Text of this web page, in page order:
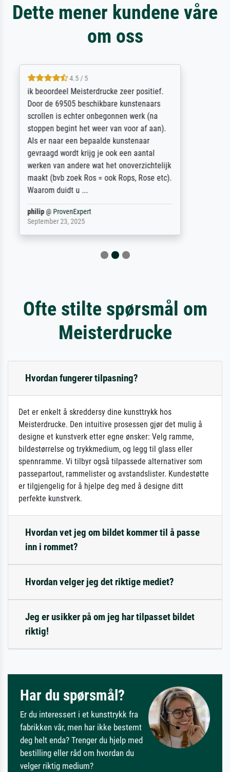
Dette mener kundene våre
om oss
5 / 5
Die Zufriedenheit ist auch nicht dadurch
getrübt, dass das Bild entgegen einer
angegebenen Lieferanschrift (sollte eine
Überraschung für die normannische
Ehefrau sein zum Hochzeits- gleichzeitig
auch Geburtstag sein) doch nach zu Hause
zugestellt wurde.
Jürgen@ProvenExpert
April 22, 2026
Ofte stilte spørsmål om
Meisterdrucke
Hvordan fungerer tilpasning?
Det er enkelt å skreddersy dine kunsttrykk hos
Meisterdrucke. Den intuitive prosessen gjør det mulig å
designe et kunstverk etter egne ønsker: Velg ramme,
bildestørrelse og trykkmedium, og legg til glass eller
spennramme. Vi tilbyr også tilpassede alternativer som
passepartout, rammelister og avstandslister. Kundestøtte
er tilgjengelig for å hjelpe deg med å designe ditt
perfekte kunstverk.
Hvordan vet jeg om bildet kommer til å passe
inn i rommet?
Hvordan velger jeg det riktige mediet?
Jeg er usikker på om jeg har tilpasset bildet
riktig!
Har du spørsmål?
Er du interessert i et kunsttrykk fra
fabrikken vår, men har ikke bestemt
deg helt enda? Trenger du hjelp med
bestilling eller råd om hvordan du
velger riktig medium?